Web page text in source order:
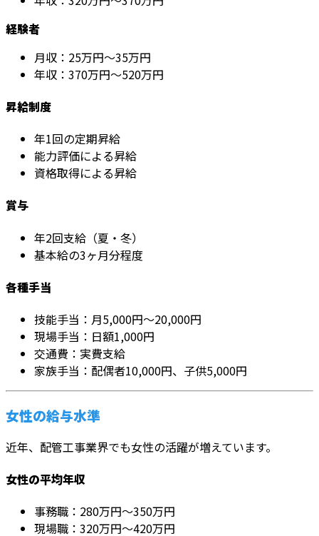
経験者
月収：25万円～35万円
年収：370万円～520万円
昇給制度
年1回の定期昇給
能力評価による昇給
資格取得による昇給
賞与
年2回支給（夏・冬）
基本給の3ヶ月分程度
各種手当
技能手当：月5,000円～20,000円
現場手当：日額1,000円
交通費：実費支給
家族手当：配偶者10,000円、子供5,000円
女性の給与水準
近年、配管工事業界でも女性の活躍が増えています。
女性の平均年収
事務職：280万円～350万円
現場職：320万円～420万円